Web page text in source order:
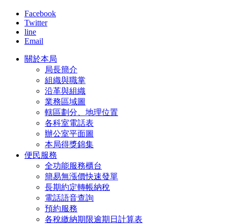
Facebook
Twitter
line
Email
關於本局
局長簡介
組織與職掌
沿革與組織
業務區域圖
轄區劃分、地理位置
各科室電話表
辦公室平面圖
本局得獎錦集
便民服務
全功能服務櫃台
簡易無漲價快速發單
長期約定轉帳納稅
電話語音查詢
預約服務
各稅繳納期限逾期日計算表